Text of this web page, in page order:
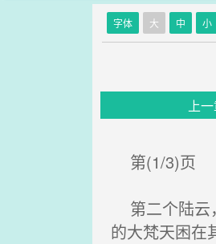
字体 大 中 小
上
第(1/3)页
第二个陆云
的大梵天困在